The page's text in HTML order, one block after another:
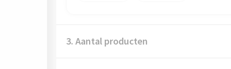
3. Aantal producten